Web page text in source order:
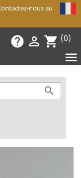
nous au
help  shopping_cart (0)

